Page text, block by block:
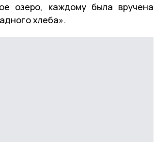
озеро, каждому была вручена
хлеба».